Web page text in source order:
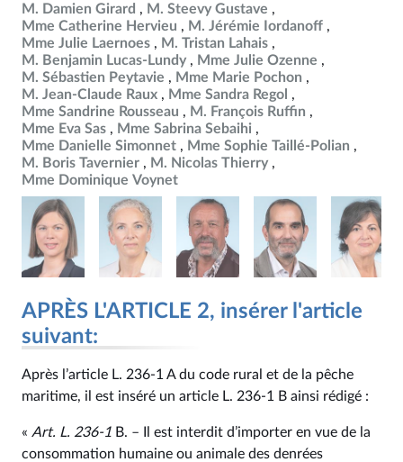
M. Damien Girard
M. Steevy Gustave
Mme Catherine Hervieu
M. Jérémie Iordanoff
Mme Julie Laernoes
M. Tristan Lahais
M. Benjamin Lucas-Lundy
Mme Julie Ozenne
M. Sébastien Peytavie
Mme Marie Pochon
M. Jean-Claude Raux
Mme Sandra Regol
Mme Sandrine Rousseau
M. François Ruffin
Mme Eva Sas
Mme Sabrina Sebaihi
Mme Danielle Simonnet
Mme Sophie Taillé-Polian
M. Boris Tavernier
M. Nicolas Thierry
Mme Dominique Voynet
APRÈS L'ARTICLE 2, insérer l'article
suivant:
Après l’article L. 236‑1 A du code rural et de la pêche
maritime, il est inséré un article L. 236‑1 B ainsi rédigé :
« Art. L. 236‑1 B. – Il est interdit d’importer en vue de la
consommation humaine ou animale des denrées